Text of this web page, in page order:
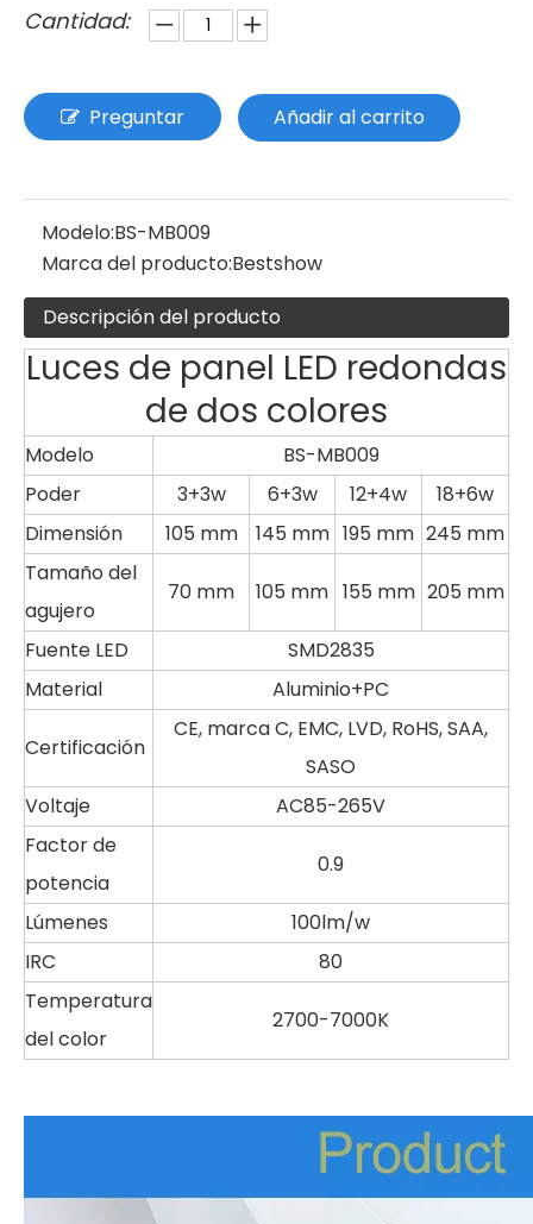
Cantidad:
Preguntar Añadir al carrito
Modelo:BS-MB009
Marca del producto:Bestshow
Descripción del producto
Luces de panel LED redondas
de dos colores
Modelo
BS-MB009
Poder
3+3w 6+3w 12+4w
18+6w
Dimensión
105 mm 145 mm 195 mm 245 mm
Tamaño del
agujero
70 mm 105 mm 155 mm 205 mm
Fuente LED
SMD2835
Material
Aluminio+PC
Certificación
CE, marca C, EMC, LVD, RoHS, SAA,
SASO
Voltaje
AC85-265V
Factor de
potencia
0.9
Lúmenes
100lm/w
IRC
80
Temperatura
del color
2700-7000K